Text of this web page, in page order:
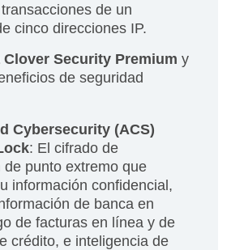
de un
cinco direcciones IP.
Security Premium y
de seguridad
Cybersecurity (ACS)
: El cifrado de
de punto extremo que
información confidencial,
de banca en
de facturas en línea y de
crédito, e inteligencia de